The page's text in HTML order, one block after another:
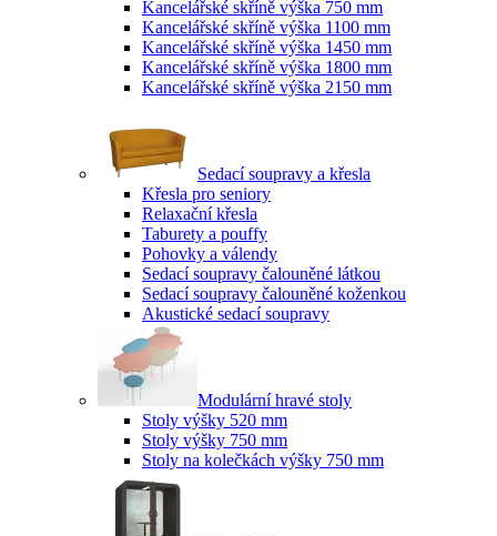
Kancelářské skříně výška 750 mm
Kancelářské skříně výška 1100 mm
Kancelářské skříně výška 1450 mm
Kancelářské skříně výška 1800 mm
Kancelářské skříně výška 2150 mm
Sedací soupravy a křesla
Křesla pro seniory
Relaxační křesla
Taburety a pouffy
Pohovky a válendy
Sedací soupravy čalouněné látkou
Sedací soupravy čalouněné koženkou
Akustické sedací soupravy
Modulární hravé stoly
Stoly výšky 520 mm
Stoly výšky 750 mm
Stoly na kolečkách výšky 750 mm